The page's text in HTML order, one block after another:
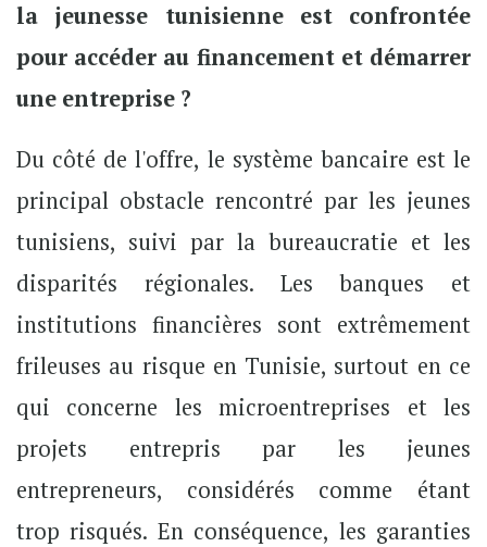
la jeunesse tunisienne est confrontée
pour accéder au financement et démarrer
une entreprise ?
Du côté de l'offre, le système bancaire est le
principal obstacle rencontré par les jeunes
tunisiens, suivi par la bureaucratie et les
disparités régionales. Les banques et
institutions financières sont extrêmement
frileuses au risque en Tunisie, surtout en ce
qui concerne les microentreprises et les
projets entrepris par les jeunes
entrepreneurs, considérés comme étant
trop risqués. En conséquence, les garanties